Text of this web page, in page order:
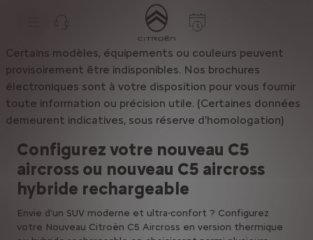
C
o
e
o
N
Certains modèles, équipements ou couleurs peuvent
provisoirement être indisponibles. Nos brochures
électroniques sont à votre disposition pour vous fournir
toute information ou précision utile. (Certaines données
demeurent indicatives, sous réserve d'homologation)
Configurez votre nouveau C5
aircross ou nouveau C5 aircross
hybride rechargeable
Envie d’un SUV moderne et ultra-confort ? Configurez
votre Nouveau Citroën C5 Aircross en version thermique